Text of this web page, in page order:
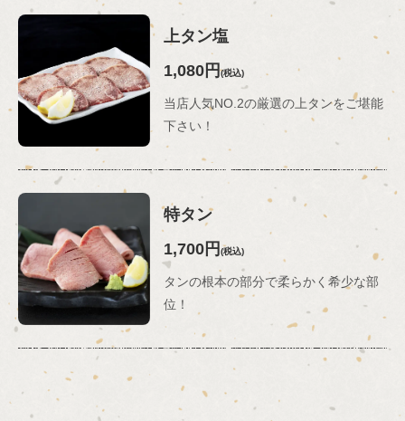
上タン塩
1,080円(税込)
当店人気NO.2の厳選の上タンをご堪能
下さい！
特タン
1,700円(税込)
タンの根本の部分で柔らかく希少な部
位！